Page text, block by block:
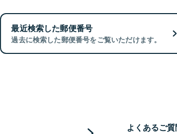
最近検索した郵便番号
過去に検索した郵便番号をご覧いただけます。
よくあるご